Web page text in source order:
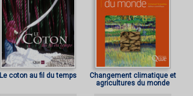
Le coton au fil du temps
Changement climatique et
agricultures du monde